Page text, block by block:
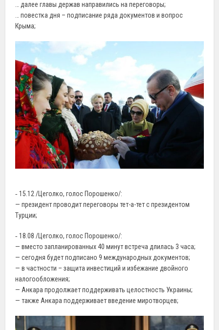
… далее главы держав направились на переговоры;
… повестка дня – подписание ряда документов и вопрос
Крыма;
‐ 15.12 /Цеголко, голос Порошенко/:
— президент проводит переговоры тет-а-тет с президентом
Турции;
‐ 18.08 /Цеголко, голос Порошенко/:
— вместо запланированных 40 минут встреча длилась 3 часа;
— сегодня будет подписано 9 международных документов;
— в частности – защита инвестиций и избежание двойного
налогообложения;
— Анкара продолжает поддерживать целостность Украины;
— также Анкара поддерживает введение миротворцев;